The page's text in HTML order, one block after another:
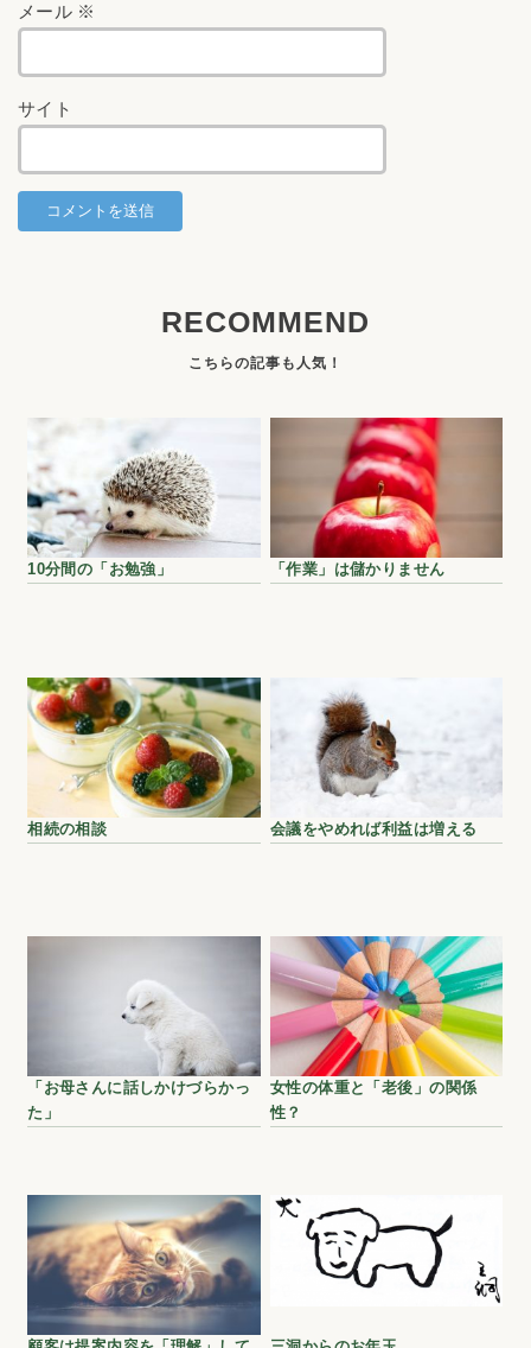
メール ※
サイト
RECOMMEND
10分間の「お勉強」 「作業」は儲かりません
相続の相談 会議をやめれば利益は増える
「お母さんに話しかけづらかっ
た」
女性の体重と「老後」の関係
性？